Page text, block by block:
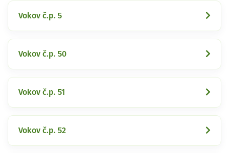
Vokov č.p. 5
Vokov č.p. 50
Vokov č.p. 51
Vokov č.p. 52